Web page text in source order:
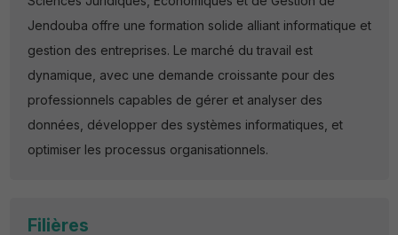
Jendouba offre une formation solide alliant informatique et
gestion des entreprises. Le marché du travail est
dynamique, avec une demande croissante pour des
professionnels capables de gérer et analyser des
données, développer des systèmes informatiques, et
optimiser les processus organisationnels.
Filières